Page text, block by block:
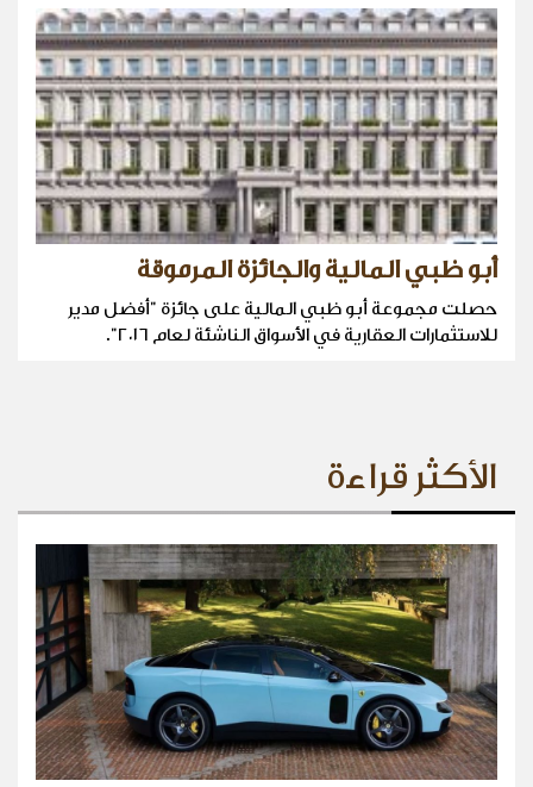
أبو ظبي المالية والجائزة المرموقة
حصلت مجموعة أبو ظبي المالية على جائزة "أفضل مدير
للاستثمارات العقارية في الأسواق الناشئة لعام ٢٠١٦".
الأكثر قراءة